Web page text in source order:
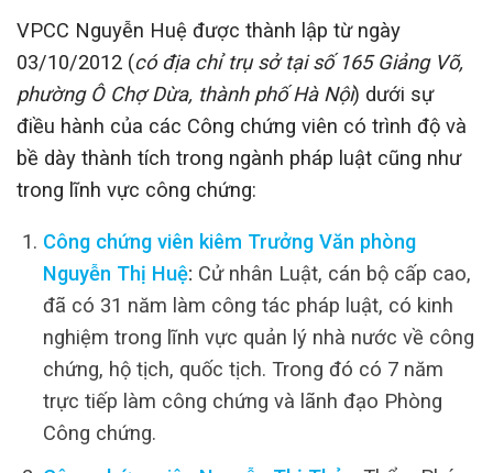
VPCC Nguyễn Huệ được thành lập từ ngày
03/10/2012 (có địa chỉ trụ sở tại số 165 Giảng Võ,
phường Ô Chợ Dừa, thành phố Hà Nội) dưới sự
điều hành của các Công chứng viên có trình độ và
bề dày thành tích trong ngành pháp luật cũng như
trong lĩnh vực công chứng:
Công chứng viên kiêm Trưởng Văn phòng
Nguyễn Thị Huệ: Cử nhân Luật, cán bộ cấp cao,
đã có 31 năm làm công tác pháp luật, có kinh
nghiệm trong lĩnh vực quản lý nhà nước về công
chứng, hộ tịch, quốc tịch. Trong đó có 7 năm
trực tiếp làm công chứng và lãnh đạo Phòng
Công chứng.